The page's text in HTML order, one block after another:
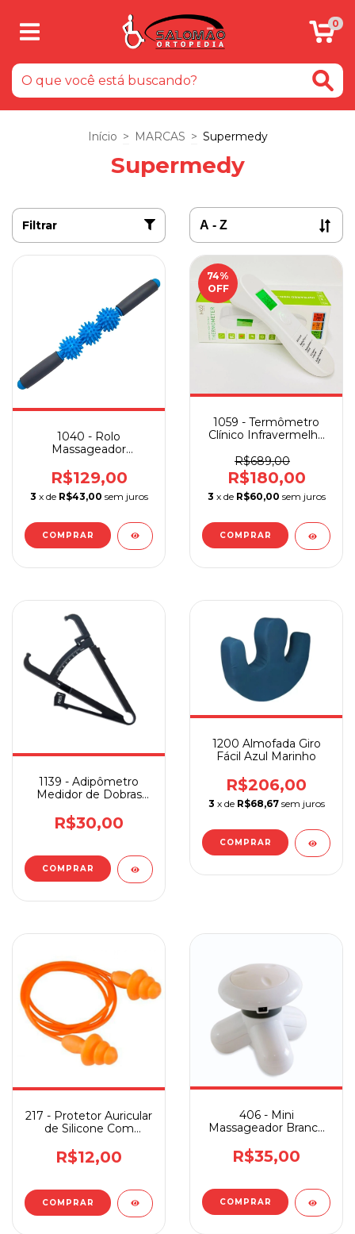
0
Início > MARCAS > Supermedy
Supermedy
Filtrar
1040 - Rolo
Massageador
R$129,00
3 x de R$43,00 sem juros
74%
OFF
1059 - Termômetro
Clínico Infravermelho
R$689,00
R$180,00
3 x de R$60,00 sem juros
1139 - Adipômetro
Medidor de Dobras
R$30,00
1200 Almofada Giro
Fácil Azul Marinho
R$206,00
3 x de R$68,67 sem juros
217 - Protetor Auricular
de Silicone Com
R$12,00
406 - Mini
Massageador Branco
R$35,00